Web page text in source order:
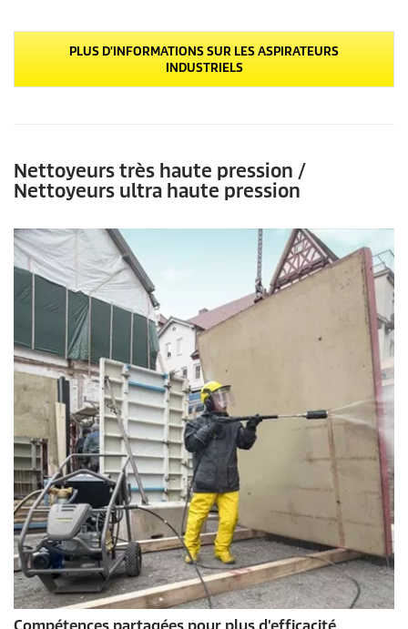
e
c
o
d
e
s
PLUS D'INFORMATIONS SUR LES ASPIRATEURS
INDUSTRIELS
Nettoyeurs très haute pression /
Nettoyeurs ultra haute pression